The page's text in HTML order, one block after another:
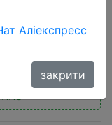
Аліекспресс
закрити